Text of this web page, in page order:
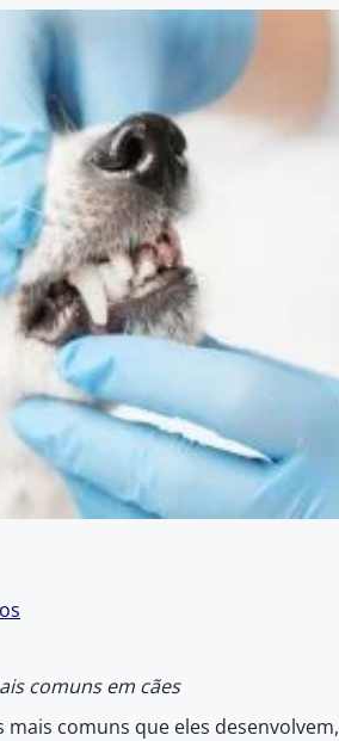
comuns em cães
mais comuns que eles desenvolvem,